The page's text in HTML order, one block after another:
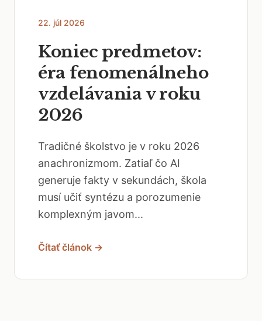
22. júl 2026
Koniec predmetov:
éra fenomenálneho
vzdelávania v roku
2026
Tradičné školstvo je v roku 2026
anachronizmom. Zatiaľ čo AI
generuje fakty v sekundách, škola
musí učiť syntézu a porozumenie
komplexným javom...
Čítať článok →